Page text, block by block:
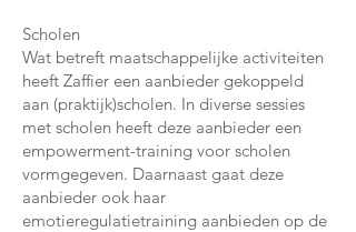
Scholen
Wat betreft maatschappelijke activiteiten
heeft Zaffier een aanbieder gekoppeld
aan (praktijk)scholen. In diverse sessies
met scholen heeft deze aanbieder een
empowerment-training voor scholen
vormgegeven. Daarnaast gaat deze
aanbieder ook haar
emotieregulatietraining aanbieden op de